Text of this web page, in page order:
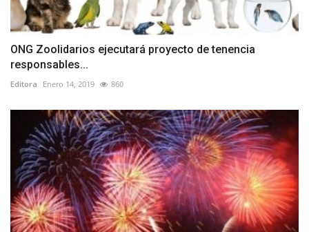
ONG Zoolidarios ejecutará proyecto de tenencia
responsables...
Editora Enero 14, 2019 860